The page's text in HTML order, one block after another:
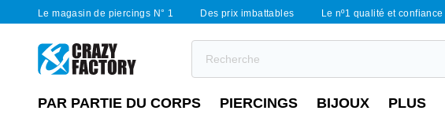
Le magasin de piercings N° 1 Des prix imbattables Le nº1 qualité et confiance
PAR PARTIE DU CORPS PIERCINGS BIJOUX PLUS